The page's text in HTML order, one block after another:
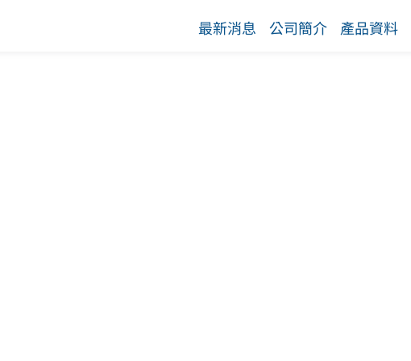
最新消息 公司簡介 產品資料